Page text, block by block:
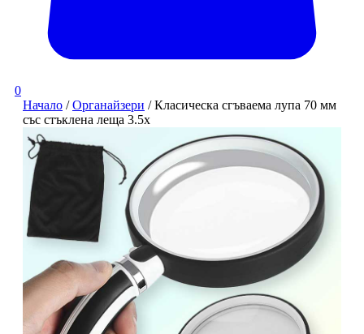
0
Начало /Органайзери / Класическа сгъваема лупа 70 мм
със стъклена леща 3.5x